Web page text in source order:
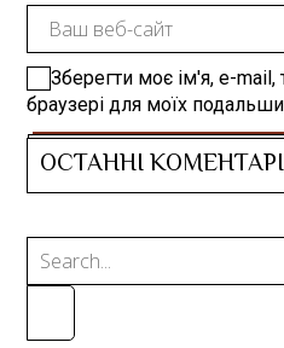
Зберегти моє ім'я, e-
браузері для моїх